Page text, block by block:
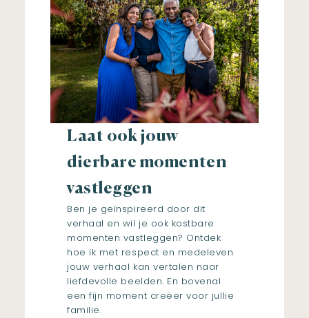
Laat ook jouw
dierbare momenten
vastleggen
Ben je geïnspireerd door dit
verhaal en wil je ook kostbare
momenten vastleggen? Ontdek
hoe ik met respect en medeleven
jouw verhaal kan vertalen naar
liefdevolle beelden. En bovenal
een fijn moment creëer voor jullie
familie.